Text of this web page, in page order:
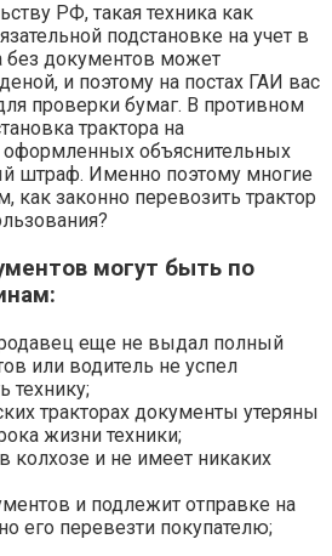
РФ, такая техника как
подстановке на учет в
без документов может
и поэтому на постах ГАИ вас
проверки бумаг. В противном
трактора на
объяснительных
штраф. Именно поэтому многие
как законно перевозить трактор
могут быть по
еще не выдал полный
или водитель не успел
технику;
тракторах документы утеряны
жизни техники;
колхозе и не имеет никаких
и подлежит отправке на
его перевезти покупателю;